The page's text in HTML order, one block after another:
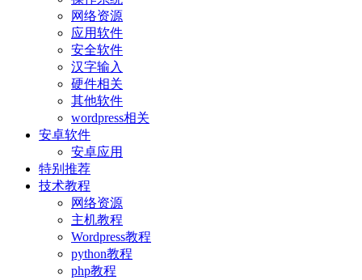
网络资源
应用软件
安全软件
汉字输入
硬件相关
其他软件
wordpress相关
安卓软件
安卓应用
特别推荐
技术教程
网络资源
主机教程
Wordpress教程
python教程
php教程